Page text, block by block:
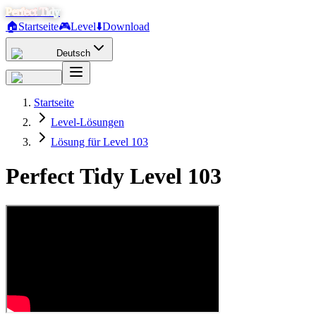
Perfect Tidy
🏠Startseite🎮Level⬇️Download
Deutsch
Startseite
Level-Lösungen
Lösung für Level 103
Perfect Tidy Level 103